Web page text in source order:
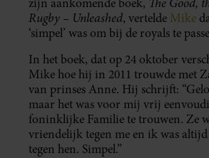
Rugby – Unleashed, vertelde Mike
‘simpel’ was om bij de royals te
In het boek, dat op 24 oktober
Mike hoe hij in 2011 trouwde met
van prinses Anne. Hij schrijft:
maar het was voor mij vrij
foninklijke Familie te trouwen. Ze
vriendelijk tegen me en ik was
tegen hen. Simpel.”